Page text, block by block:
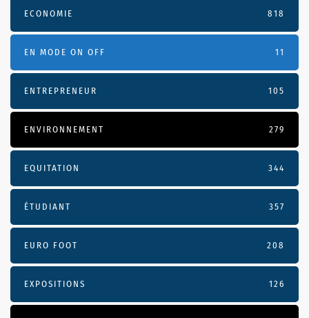
ECONOMIE 818
EN MODE ON OFF 11
ENTREPRENEUR 105
ENVIRONNEMENT 279
EQUITATION 344
ÉTUDIANT 357
EURO FOOT 208
EXPOSITIONS 126